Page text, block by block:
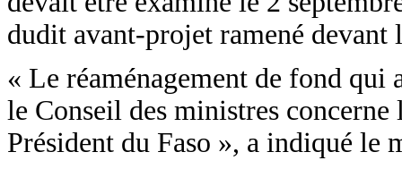
dudit avant-projet ramené devant
« Le réaménagement de fond qui
le Conseil des ministres
Président du Faso », a indiqué